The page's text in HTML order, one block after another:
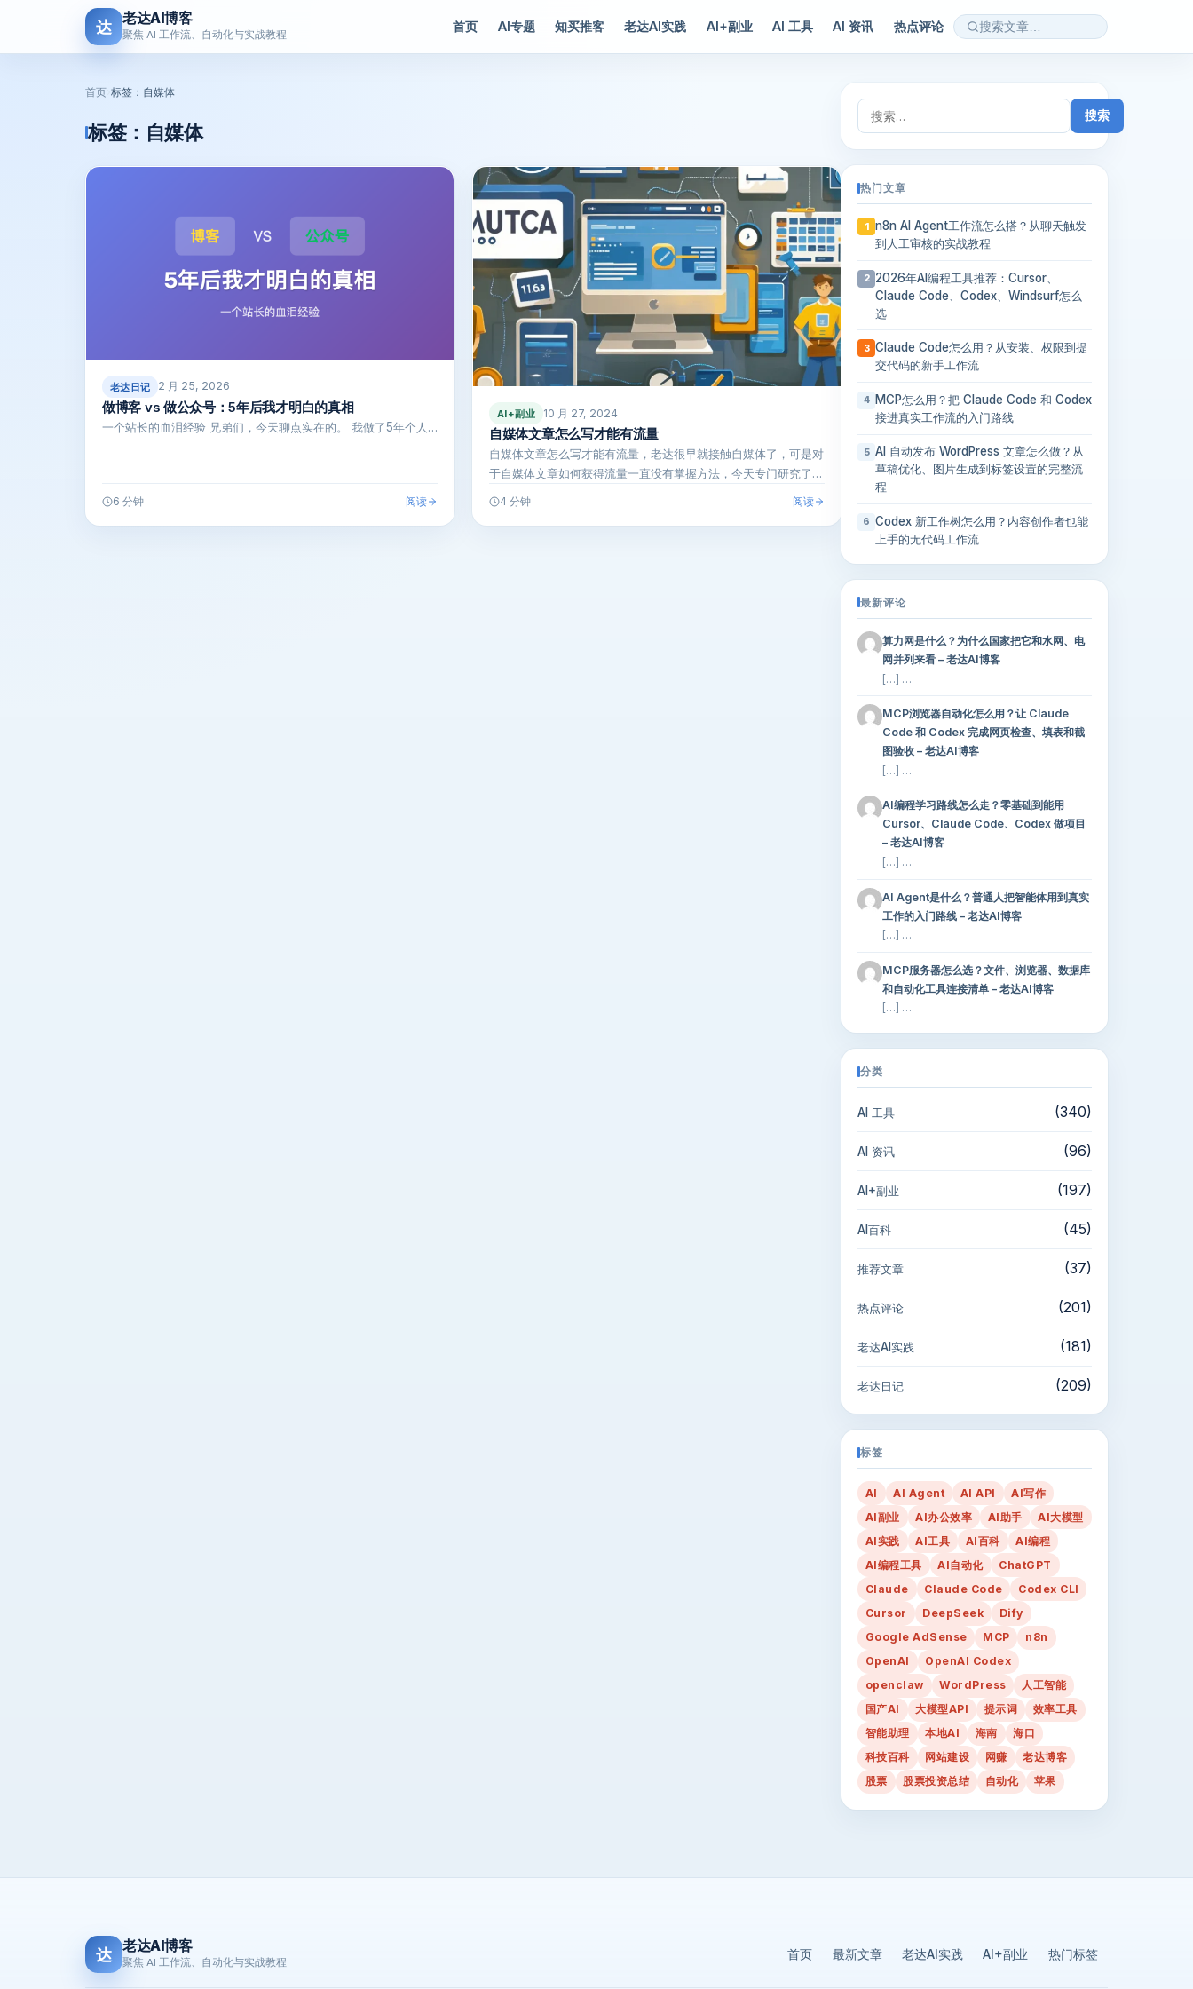
达 老达AI博客
聚焦 AI 工作流、自动化与实战教程
首页 AI专题 知买推客 老达AI实践 AI+副业 AI 工具 AI 资讯 热点评论
首页 标签：自媒体
标签： 自媒体
老达日记 2 月 25, 2026
做博客 vs 做公众号：5年后我才明白的真相
一个站长的血泪经验 兄弟们，今天聊点实在的。 我做了5年个人…
6 分钟 阅读
AI+副业 10 月 27, 2024
自媒体文章怎么写才能有流量
自媒体文章怎么写才能有流量，老达很早就接触自媒体了，可是对
于自媒体文章如何获得流量一直没有掌握方法，今天专门研究了一
4 分钟 阅读
索：
热门文章
1 n8n AI Agent工作流怎么搭？从聊天触发
到人工审核的实战教程
2 2026年AI编程工具推荐：Cursor、
Claude Code、Codex、Windsurf怎么
选
3 Claude Code怎么用？从安装、权限到提
交代码的新手工作流
4
MCP怎么用？把 Claude Code 和 Codex
接进真实工作流的入门路线
5 AI 自动发布 WordPress 文章怎么做？从
草稿优化、图片生成到标签设置的完整流
程
6 Codex 新工作树怎么用？内容创作者也能
上手的无代码工作流
最新评论
算力网是什么？为什么国家把它和水网、电
网并列来看 – 老达AI博客
[…] …
MCP浏览器自动化怎么用？让 Claude
Code 和 Codex 完成网页检查、填表和截
图验收 – 老达AI博客
[…] …
AI编程学习路线怎么走？零基础到能用
Cursor、Claude Code、Codex 做项目
– 老达AI博客
[…] …
AI Agent是什么？普通人把智能体用到真实
工作的入门路线 – 老达AI博客
[…] …
MCP服务器怎么选？文件、浏览器、数据库
和自动化工具连接清单 – 老达AI博客
[…] …
分类
AI 工具 (340)
AI 资讯 (96)
AI+副业 (197)
AI百科 (45)
推荐文章 (37)
热点评论 (201)
老达AI实践 (181)
老达日记 (209)
标签
AI AI Agent AI API
AI写作
AI副业
AI办公效率 AI助手
AI大模型
AI实践
AI工具 AI百科
AI编程
AI编程工具
AI自动化
ChatGPT
Claude
Claude Code
Codex CLI
Cursor
DeepSeek
Dify
Google AdSense
MCP
n8n
OpenAI
OpenAI Codex
openclaw
WordPress
人工智能
国产AI
大模型API 提示词
效率工具
智能助理
本地AI 海南
海口
科技百科
网站建设 网赚
老达博客
股票
股票投资总结 自动化 苹果
达 老达AI博客
聚焦 AI 工作流、自动化与实战教程
首页 最新文章 老达AI实践 AI+副业 热门标签